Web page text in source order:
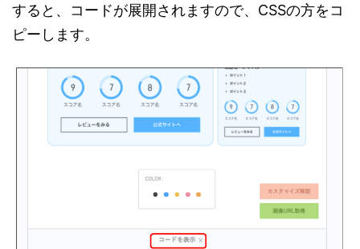
すると、コードが展開されますので、CSSの方をコ
ピーします。